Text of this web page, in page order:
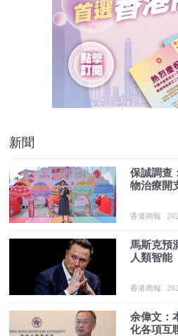
新聞
保誠調查
物治療開
香港商報
馬斯克預
人類智能
香港商報
余偉文：本
化各項互